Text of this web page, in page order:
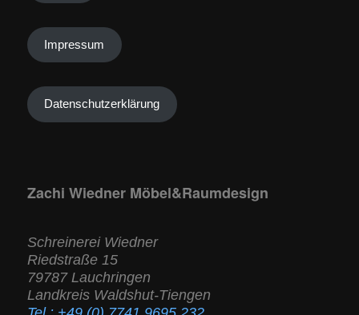
Impressum
Datenschutzerklärung
Zachi Wiedner Möbel&Raumdesign
Schreinerei Wiedner
Riedstraße 15
79787 Lauchringen
Landkreis Waldshut-Tiengen